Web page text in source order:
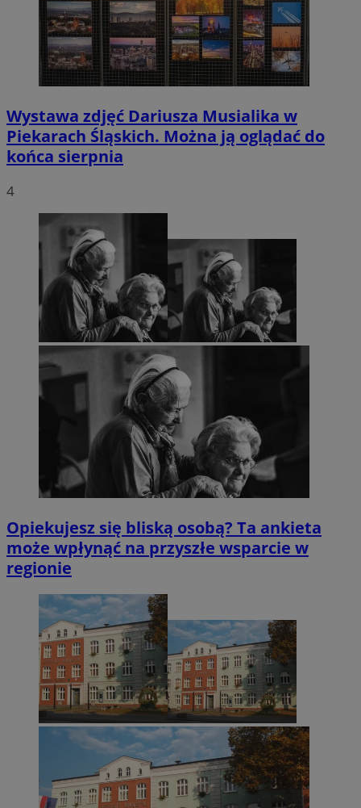
Wystawa zdjęć Dariusza Musialika w
Piekarach Śląskich. Można ją oglądać do
końca sierpnia
4
Opiekujesz się bliską osobą? Ta ankieta
może wpłynąć na przyszłe wsparcie w
regionie